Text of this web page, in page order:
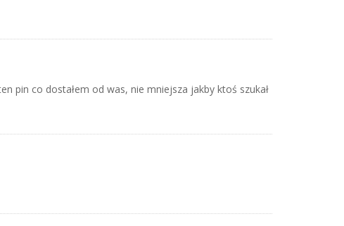
pin co dostałem od was, nie mniejsza jakby ktoś szukał